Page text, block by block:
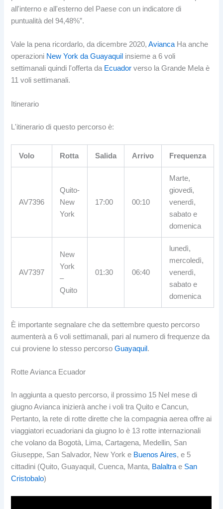
all'interno e all'esterno del Paese con un indicatore di
puntualità del 94,48%”.
Vale la pena ricordarlo, da dicembre 2020,AviancaHa anche
operazioni New York da Guayaquil insieme a 6 voli
settimanali quindi l'offerta da Ecuador verso la Grande Mela è
11 voli settimanali.
Itinerario
L'itinerario di questo percorso è:
Volo Rotta Salida Arrivo Frequenza
AV7396
Quito-
New
York
17:00 00:10
Marte,
giovedi,
venerdì,
sabato e
domenica
AV7397
New
York
–
Quito
01:30 06:40
lunedì,
mercoledì,
venerdì,
sabato e
domenica
È importante segnalare che da settembre questo percorso
aumenterà a 6 voli settimanali, pari al numero di frequenze da
cui proviene lo stesso percorsoGuayaquil .
Rotte Avianca Ecuador
In aggiunta a questo percorso, il prossimo 15 Nel mese di
giugno Avianca inizierà anche i voli tra Quito e Cancun,
Pertanto, la rete di rotte dirette che la compagnia aerea offre ai
viaggiatori ecuadoriani da giugno lo è 13 rotte internazionali
che volano da Bogotà, Lima, Cartagena, Medellin, San
Giuseppe, San Salvador, New York e Buenos Aires, e 5
cittadini (Quito, Guayaquil, Cuenca, Manta, Balaltra e San
Cristobalo)